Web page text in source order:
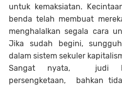
untuk kemaksiatan.
benda telah membuat
menghalalkan segala cara
Jika sudah begini,
dalam sistem sekuler
Sangat nyata, judi
persengketaan, bahkan